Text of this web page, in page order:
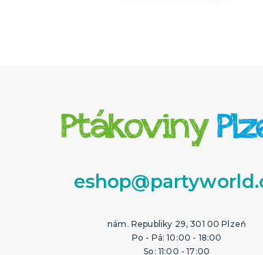
nám. Republiky 29, 301 00 Plzeň
Po - Pá: 10:00 - 18:00
So: 11:00 - 17:00